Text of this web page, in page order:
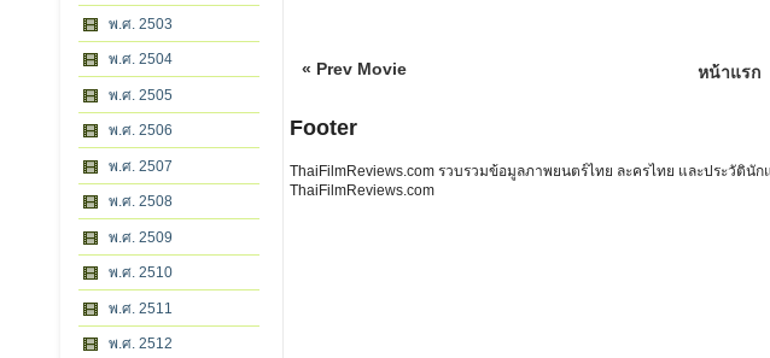
พ.ศ. 2503
พ.ศ. 2504
พ.ศ. 2505
พ.ศ. 2506
พ.ศ. 2507
พ.ศ. 2508
พ.ศ. 2509
พ.ศ. 2510
พ.ศ. 2511
พ.ศ. 2512
« Prev Movie หน้าแรก
Footer
ThaiFilmReviews.com รวบรวมข้อมูลภาพยนตร์ไทย ละครไทย และประวัติ
ThaiFilmReviews.com